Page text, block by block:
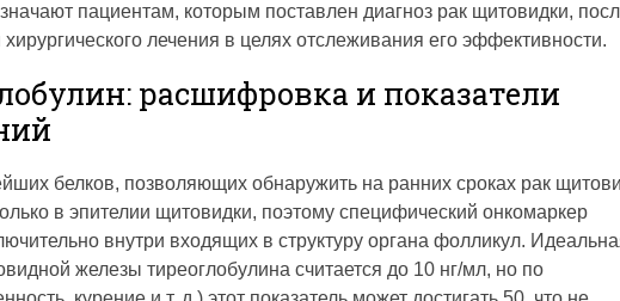
пациентам, которым поставлен диагноз рак щитовидки,
лечения в целях отслеживания его эффективности.
расшифровка и показатели
белков, позволяющих обнаружить на ранних сроках рак
в эпителии щитовидки, поэтому специфический онкомаркер
внутри входящих в структуру органа фолликул.
железы тиреоглобулина считается до 10 нг/мл, но по